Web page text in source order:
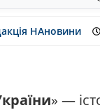
НАновини
» —